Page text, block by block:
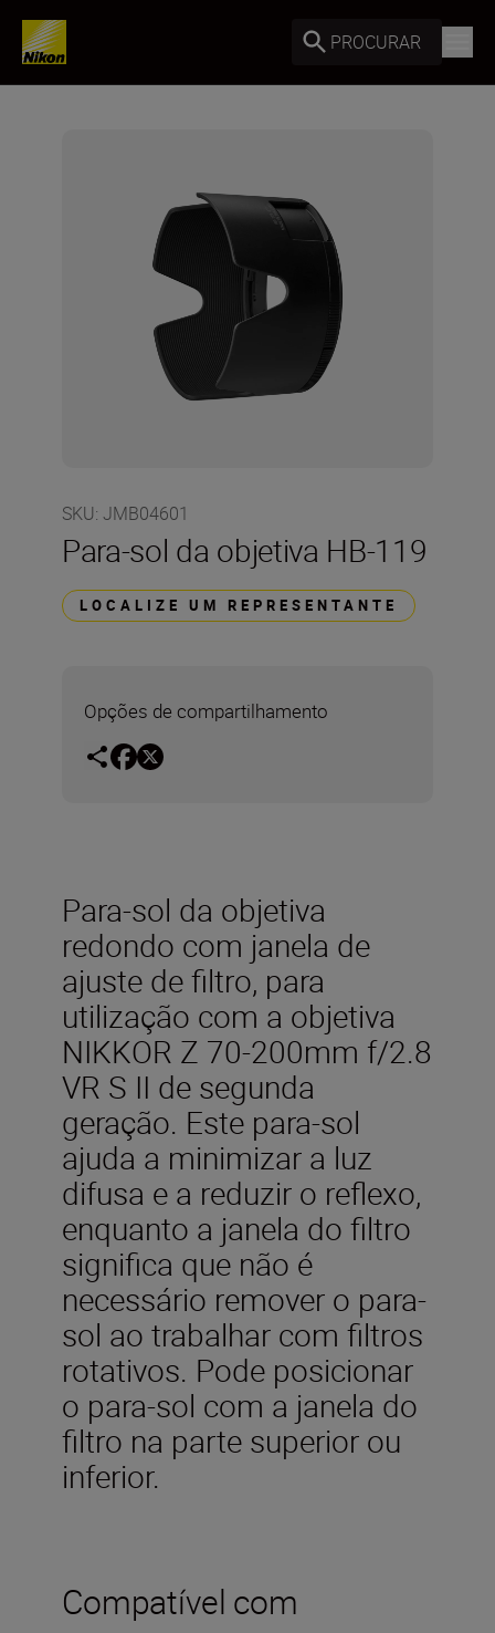
PROCURAR
SKU: JMB04601
Para-sol da objetiva HB-119
LOCALIZE UM REPRESENTANTE
Opções de compartilhamento
Para-sol da objetiva
redondo com janela de
ajuste de filtro, para
utilização com a objetiva
NIKKOR Z 70-200mm f/2.8
VR S II de segunda
geração. Este para-sol
ajuda a minimizar a luz
difusa e a reduzir o reflexo,
enquanto a janela do filtro
significa que não é
necessário remover o para-
sol ao trabalhar com filtros
rotativos. Pode posicionar
o para-sol com a janela do
filtro na parte superior ou
inferior.
Compatível com